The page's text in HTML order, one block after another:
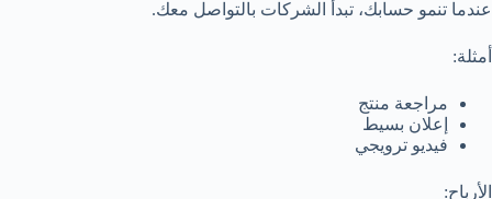
عندما تنمو حسابك، تبدأ الشركات بالتواصل معك.
أمثلة:
مراجعة منتج
إعلان بسيط
فيديو ترويجي
الأرباح: